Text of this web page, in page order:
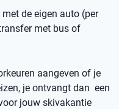
de eigen auto (per
met bus of
aangeven of je
je ontvangt dan een
jouw skivakantie